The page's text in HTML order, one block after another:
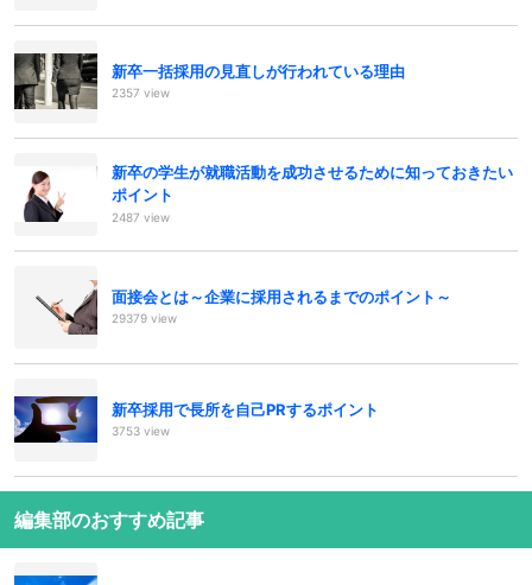
新卒一括採用の見直しが行われている理由
2357 view
新卒の学生が就職活動を成功させるために知っておきたい
ポイント
2487 view
面接会とは～企業に採用されるまでのポイント～
29379 view
新卒採用で長所を自己PRするポイント
3753 view
編集部のおすすめ記事